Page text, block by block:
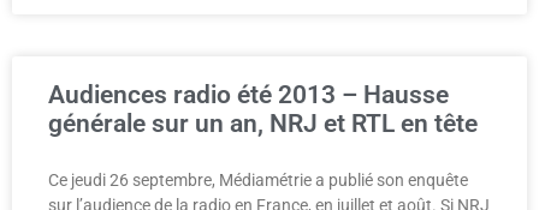
Audiences radio été 2013 – Hausse
générale sur un an, NRJ et RTL en tête
Ce jeudi 26 septembre, Médiamétrie a publié son enquête
sur l’audience de la radio en France, en juillet et août. Si NRJ